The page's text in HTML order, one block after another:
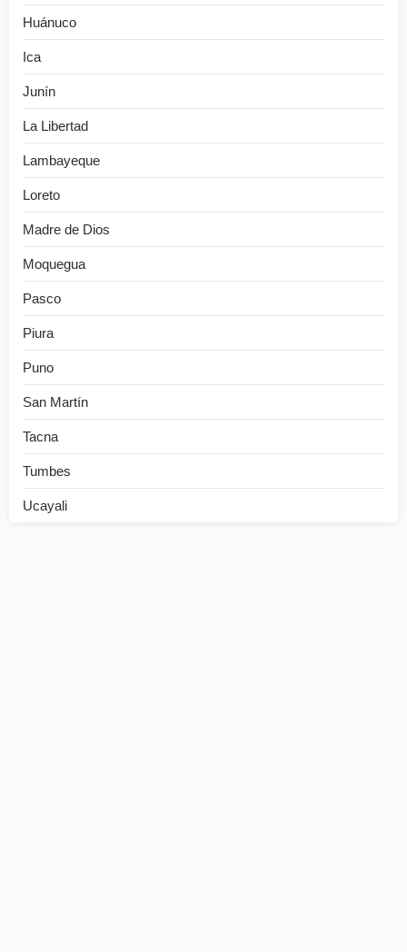
Huánuco
Ica
Junín
La Libertad
Lambayeque
Loreto
Madre de Dios
Moquegua
Pasco
Piura
Puno
San Martín
Tacna
Tumbes
Ucayali